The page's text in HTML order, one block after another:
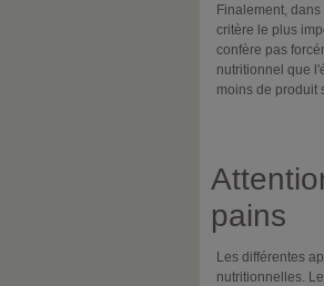
Finalement,
critère le plus
confère pas
nutritionnel que
moins de produit
pains
Les différentes
nutritionnelles.